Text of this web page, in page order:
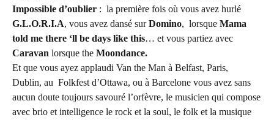
Impossible d’oublier : la première fois où vous avez hurlé
G.L.O.R.I.A, vous avez dansé surDomino, lorsque Mama
told me there ‘ll be days like this… et vous partiez avec
Caravan lorsque the Moondance.
Et que vous ayez applaudi Van the Man à Belfast, Paris,
Dublin, au Folkfest d’Ottawa, ou à Barcelone vous avez sans
aucun doute toujours savouré l’orfèvre, le musicien qui compose
avec brio et intelligence le rock et la soul, le folk et la musique